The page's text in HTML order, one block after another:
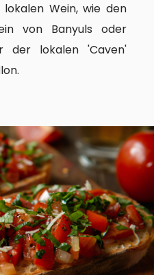
Wein, wie den
von Banyuls oder
der lokalen 'Caven'